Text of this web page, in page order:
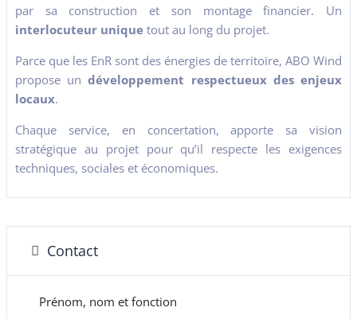
par sa construction et son montage financier. Un
interlocuteur unique tout au long du projet.
Parce que les EnR sont des énergies de territoire, ABO Wind
propose undéveloppement respectueux des enjeux
locaux.
Chaque service, en concertation, apporte sa vision
stratégique au projet pour qu’il respecte les exigences
techniques, sociales et économiques.
Contact
Prénom, nom et fonction